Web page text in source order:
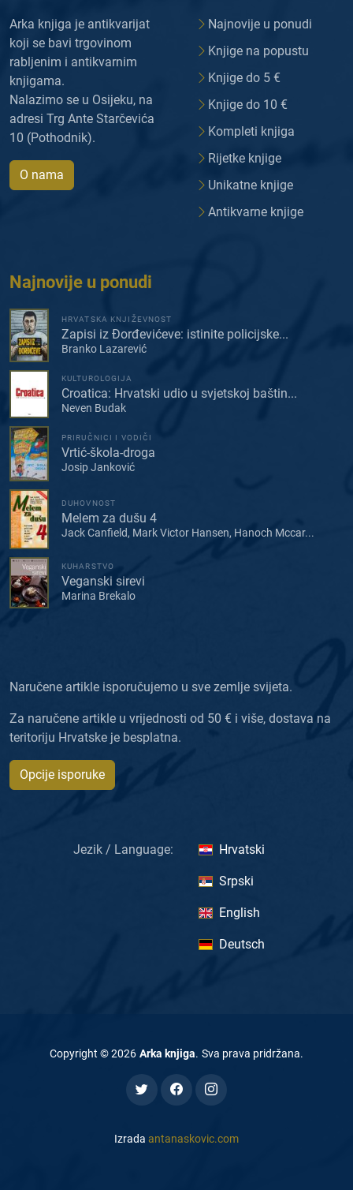
Arka knjiga je antikvarijat
koji se bavi trgovinom
rabljenim i antikvarnim
knjigama.
Nalazimo se u Osijeku, na
adresi Trg Ante Starčevića
10 (Pothodnik).
O nama
Najnovije u ponudi
Knjige na popustu
Knjige do 5 €
Knjige do 10 €
Kompleti knjiga
Rijetke knjige
Unikatne knjige
Antikvarne knjige
Najnovije u ponudi
HRVATSKA KNJIŽEVNOST
Zapisi iz Đorđevićeve: istinite policijske...
Branko Lazarević
KULTUROLOGIJA
Croatica: Hrvatski udio u svjetskoj baštin...
Neven Budak
PRIRUČNICI I VODIČI
Vrtić-škola-droga
Josip Janković
DUHOVNOST
Melem za dušu 4
Jack Canfield, Mark Victor Hansen, Hanoch Mccar...
KUHARSTVO
Veganski sirevi
Marina Brekalo
Naručene artikle isporučujemo u sve zemlje svijeta.
Za naručene artikle u vrijednosti od 50 € i više, dostava na
teritoriju Hrvatske je besplatna.
Opcije isporuke
Jezik / Language: Hrvatski
Srpski
English
Deutsch
Copyright ©2026 Arka knjiga. Sva prava pridržana.
Izrada antanaskovic.com